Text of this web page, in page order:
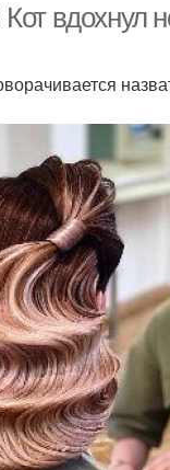
вдохнул